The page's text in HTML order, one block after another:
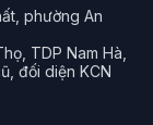
phường An
TDP Nam Hà,
đối diện KCN